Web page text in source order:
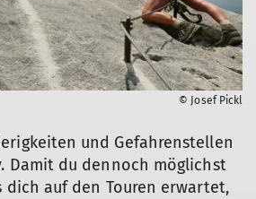
© Josef Pickl
und Gefahrenstellen
Damit du dennoch möglichst
dich auf den Touren erwartet,